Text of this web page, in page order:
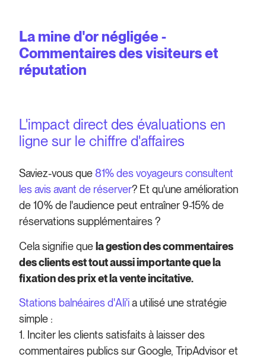
La mine d'or négligée -
Commentaires des visiteurs et
réputation
L'impact direct des évaluations en
ligne sur le chiffre d'affaires
Saviez-vous que81% des voyageurs consultent
les avis avant de réserver? Et qu'une amélioration
de 10% de l'audience peut entraîner 9-15% de
réservations supplémentaires ?
Cela signifie quela gestion des commentaires
des clients est tout aussi importante que la
fixation des prix et la vente incitative.
Stations balnéaires d'Ali'ia utilisé une stratégie
simple :
1. Inciter les clients satisfaits à laisser des
commentaires publics sur Google, TripAdvisor et